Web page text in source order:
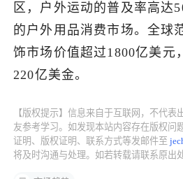
出海交流群
区，户外运动的普及率高达
的户外用品消费市场。全球
饰市场价值超过1800亿美元
220亿美金。
【版权提示】信息来自于互联网，不代表
友参考学习。如发现本站内容存在版权问
证明、版权证明、联系方式等发邮件至
将及时沟通与处理。如若转载请联系原出